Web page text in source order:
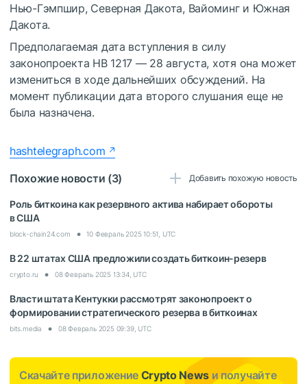
Нью-Гэмпшир, Северная Дакота, Вайоминг и Южная
Дакота.
Предполагаемая дата вступления в силу
законопроекта HB 1217 — 28 августа, хотя она может
измениться в ходе дальнейших обсуждений. На
момент публикации дата второго слушания еще не
была назначена.
hashtelegraph.com
Похожие новости (3)
Добавить похожую новость
Роль биткоина как резервного актива набирает обороты
в США
block-chain24.com 10 Февраль 2025 10:51, UTC
В 22 штатах США предложили создать биткоин-резерв
crypto.ru 08 Февраль 2025 13:34, UTC
Власти штата Кентукки рассмотрят законопроект о
формировании стратегического резерва в биткоинах
bits.media 08 Февраль 2025 09:39, UTC
Скачайте приложение Crypto News и получайте